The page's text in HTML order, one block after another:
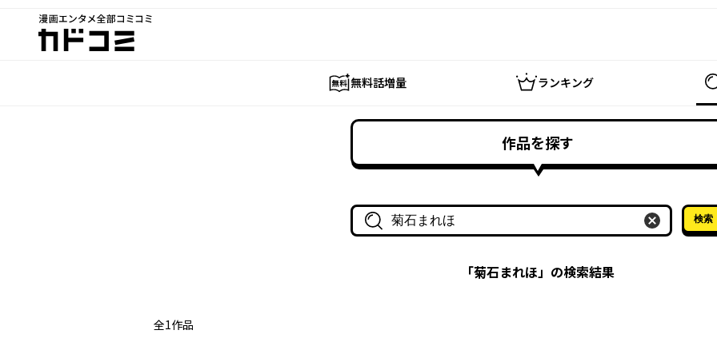
漫画エンタメ全部コミコミ
カドコミ
無料話増量 ランキング
作品を探す
作品名・作家名で探す
検索
「菊石まれほ」の検索結果
全1作品